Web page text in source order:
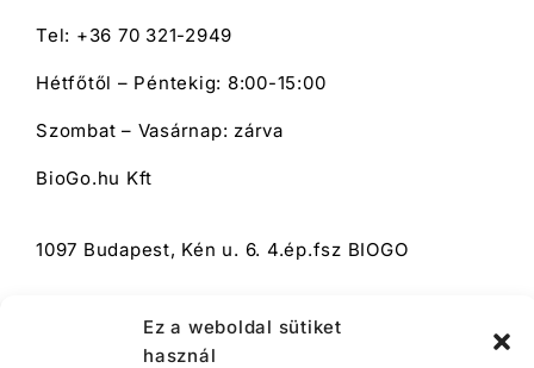
Ez a weboldal sütiket
használ
Tel: +36 70 321-2949
Hétfőtől – Péntekig: 8:00-15:00
Szombat – Vasárnap: zárva
BioGo.hu Kft
1097 Budapest, Kén u. 6. 4.ép.fsz BIOGO